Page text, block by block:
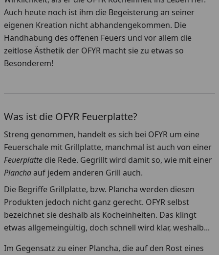
Auch heute noch ist ihm die Begeisterung an seiner
eigenen Kreation nicht abhandengekommen. Die
Handhabung des offenen Feuers und vor allem die
zeitlose Ästhetik der OFYR macht sie zu etwas so
Besonderem!
Was ist die OFYR Feuerplatte?
Streng genommen, handelt es sich bei OFYR um eine
Feuerschale mit Grillplatte, manchmal ist auch von einer
Feuerplatte die Rede. Gegrillt wird damit so, wie mit einer
Planchaauf jedem anderen Grill auch.
Die Begriffe Grillplatte, bzw. Plancha werden diesen
Produkten jedoch nicht ganz gerecht. OFYR selbst
bezeichnet sie deshalb als Kocheinheiten. Das klingt
etwas allgemeingültig, doch schnell wird klar, weshalb...
Im Gegensatz zu einer Plancha, die auf den Rost eines